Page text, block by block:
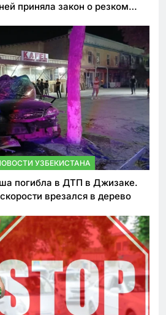
приняла закон о резком
УЗБЕКИСТАНА
погибла в ДТП в Джизаке.
врезался в дерево